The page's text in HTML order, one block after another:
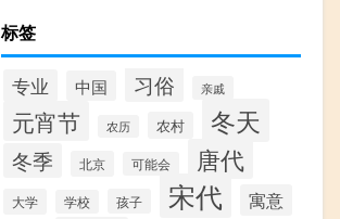
标签
专业 中国 习俗 亲戚
元宵节 农历 农村 冬天
冬季 北京 可能会 唐代
大学 学校 孩子 宋代 寓意